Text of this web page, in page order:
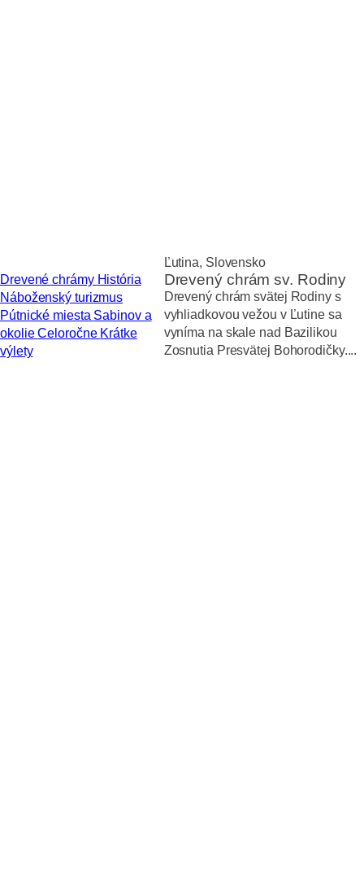
Drevené chrámy História
Náboženský turizmus
Pútnické miesta Sabinov a
okolieCeloročne Krátke
výlety
Ľutina, Slovensko
Drevený chrám sv. Rodiny
Drevený chrám svätej Rodiny s
vyhliadkovou vežou v Ľutine sa
vyníma na skale nad Bazilikou
Zosnutia Presvätej Bohorodičky....